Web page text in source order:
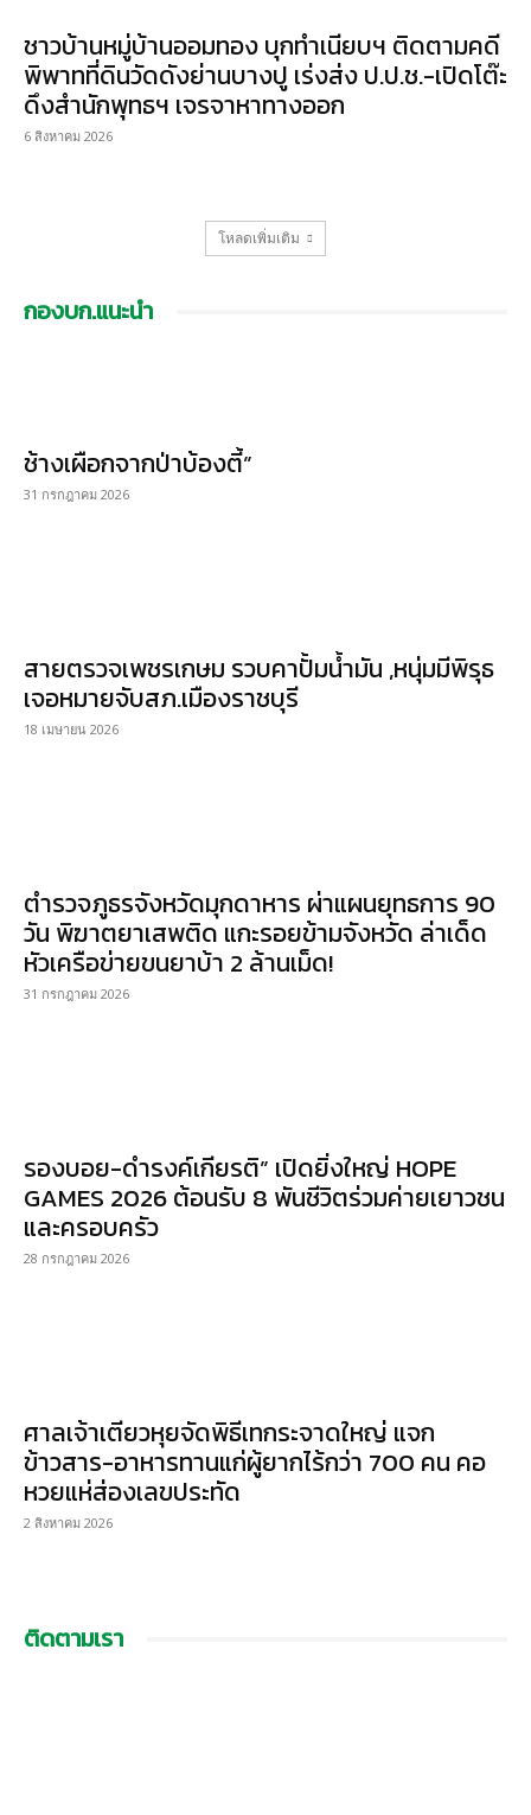
ชาวบ้านหมู่บ้านออมทอง บุกทำเนียบฯ ติดตามคดี
พิพาทที่ดินวัดดังย่านบางปู เร่งส่ง ป.ป.ช.-เปิดโต๊ะ
ดึงสำนักพุทธฯ เจรจาหาทางออก
6 สิงหาคม 2026
โหลดเพิ่มเติม
กองบก.แนะนำ
ช้างเผือกจากป่าบ้องตี้”
31 กรกฎาคม 2026
สายตรวจเพชรเกษม รวบคาปั้มน้ำมัน ,หนุ่มมีพิรุธ
เจอหมายจับสภ.เมืองราชบุรี
18 เมษายน 2026
ตำรวจภูธรจังหวัดมุกดาหาร ผ่าแผนยุทธการ 90
วัน พิฆาตยาเสพติด แกะรอยข้ามจังหวัด ล่าเด็ด
หัวเครือข่ายขนยาบ้า 2 ล้านเม็ด!
31 กรกฎาคม 2026
รองบอย-ดำรงค์เกียรติ” เปิดยิ่งใหญ่ HOPE
GAMES 2026 ต้อนรับ 8 พันชีวิตร่วมค่ายเยาวชน
และครอบครัว
28 กรกฎาคม 2026
ศาลเจ้าเตียวหุยจัดพิธีเทกระจาดใหญ่ แจก
ข้าวสาร-อาหารทานแก่ผู้ยากไร้กว่า 700 คน คอ
หวยแห่ส่องเลขประทัด
2 สิงหาคม 2026
ติดตามเรา